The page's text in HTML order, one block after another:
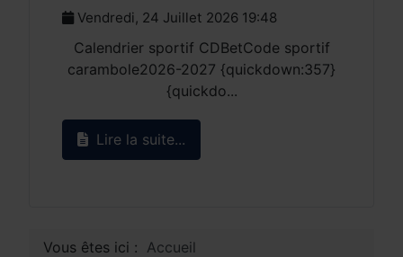
Vendredi, 24 Juillet 2026 19:48
Calendrier sportif CDBetCode sportif
carambole2026-2027 {quickdown:357}
{quickdo...
Lire la suite...
Vous êtes ici : Accueil